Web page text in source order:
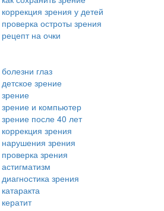
коррекция зрения у детей
проверка остроты зрения
рецепт на очки
болезни глаз
детское зрение
зрение
зрение и компьютер
зрение после 40 лет
коррекция зрения
нарушения зрения
проверка зрения
астигматизм
диагностика зрения
катаракта
кератит